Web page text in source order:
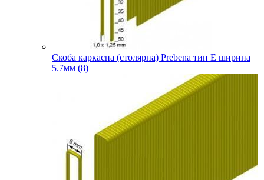
Скоба каркасна (столярна) Prebena тип E ширина
5.7мм (8)